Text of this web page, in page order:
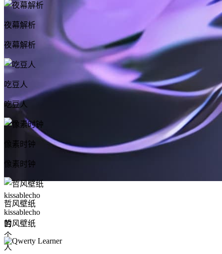
kissablecho
kissablecho
的
个
人
夜幕解析
夜幕解析
吃豆人
吃豆人
像素时钟
像素时钟
哲风壁纸
哲风壁纸